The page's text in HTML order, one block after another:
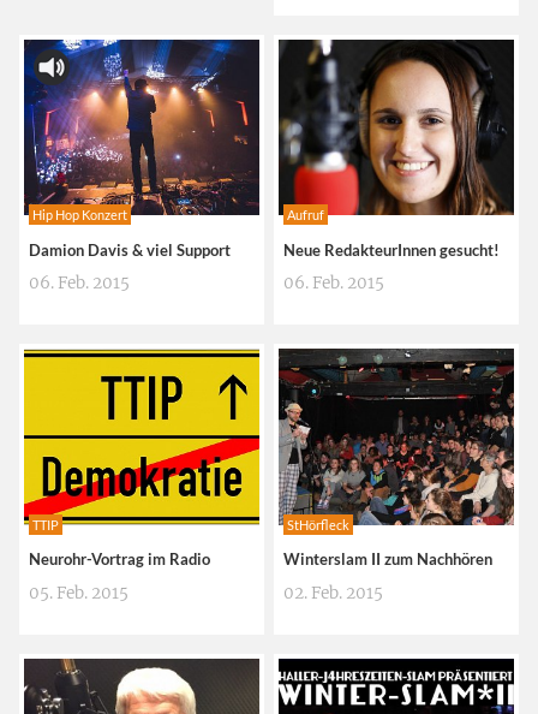
Hip Hop Konzert
Damion Davis & viel Support
06. Feb. 2015
Aufruf
Neue RedakteurInnen gesucht!
06. Feb. 2015
TTIP
Neurohr-Vortrag im Radio
05. Feb. 2015
StHörfleck
Winterslam II zum Nachhören
02. Feb. 2015